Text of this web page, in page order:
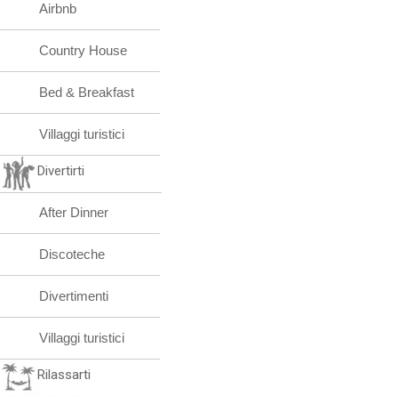
Airbnb
Country House
Bed & Breakfast
Villaggi turistici
Divertirti
After Dinner
Discoteche
Divertimenti
Villaggi turistici
Rilassarti